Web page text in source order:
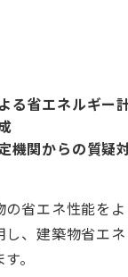
る省エネルギー
機関からの質疑
省エネ性能を
、建築物省エ
。